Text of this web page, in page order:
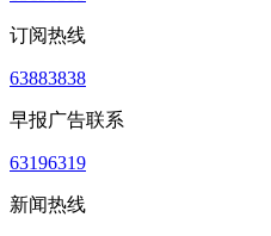
订阅热线
63883838
早报广告联系
63196319
新闻热线